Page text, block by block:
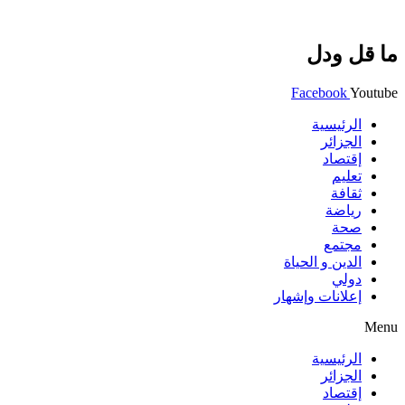
ما قل ودل
FacebookYoutube
الرئيسية
الجزائر
إقتصاد
تعليم
ثقافة
رياضة
صحة
مجتمع
الدين و الحياة
دولي
إعلانات وإشهار
Menu
الرئيسية
الجزائر
إقتصاد